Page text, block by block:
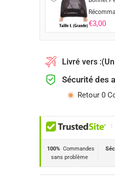
€3,00
Livré vers :
Sécurité des
Retour 0
100% Commandes
sans problème